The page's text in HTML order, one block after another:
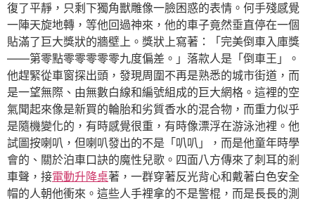
復了平靜，只剩下獨角獸雕像一臉困惑的表情。何手殘感覺
一陣天旋地轉，等他回過神來，他的車子竟然垂直停在一個
貼滿了巨大獎狀的牆壁上。獎狀上寫著：「完美倒車入庫獎
——第零點零零零零零九度偏差。」落款人是「倒車王」。
他趕緊從車窗探出頭，發現周圍不再是熟悉的城市街道，而
是一望無際、由無數白線和編號組成的巨大網格。這裡的空
氣聞起來像是新買的輪胎和劣質香水的混合物，而重力似乎
是隨機變化的，有時感覺很重，有時像漂浮在游泳池裡。他
試圖按喇叭，但喇叭發出的不是「叭叭」，而是他童年時學
會的、關於泊車口訣的魔性兒歌。四面八方傳來了刺耳的剎
車聲，接電動升降桌著，一群穿著反光背心和戴著白色安全
帽的人朝他衝來。這些人手裡拿的不是警棍，而是長長的測